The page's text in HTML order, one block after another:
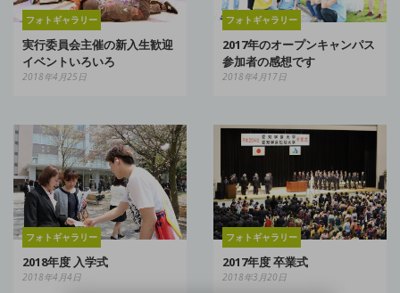
フォトギャラリー
実行委員会主催の新入生歓迎
イベントいろいろ
2018年4月25日
フォトギャラリー
2017年のオープンキャンパス
参加者の感想です
2018年4月17日
フォトギャラリー
2018年度 入学式
2018年4月4日
フォトギャラリー
2017年度 卒業式
2018年3月20日